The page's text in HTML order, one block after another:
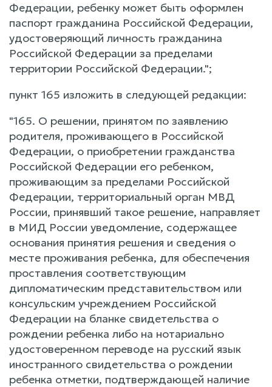
Федерации, ребенку может быть оформлен
паспорт гражданина Российской Федерации,
удостоверяющий личность гражданина
Российской Федерации за пределами
территории Российской Федерации.";
пункт 165 изложить в следующей редакции:
"165. О решении, принятом по заявлению
родителя, проживающего в Российской
Федерации, о приобретении гражданства
Российской Федерации его ребенком,
проживающим за пределами Российской
Федерации, территориальный орган МВД
России, принявший такое решение, направляет
в МИД России уведомление, содержащее
основания принятия решения и сведения о
месте проживания ребенка, для обеспечения
проставления соответствующим
дипломатическим представительством или
консульским учреждением Российской
Федерации на бланке свидетельства о
рождении ребенка либо на нотариально
удостоверенном переводе на русский язык
иностранного свидетельства о рождении
ребенка отметки, подтверждающей наличие